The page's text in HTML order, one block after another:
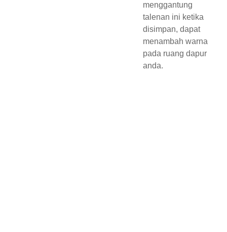
menggantung
talenan ini ketika
disimpan, dapat
menambah warna
pada ruang dapur
anda.